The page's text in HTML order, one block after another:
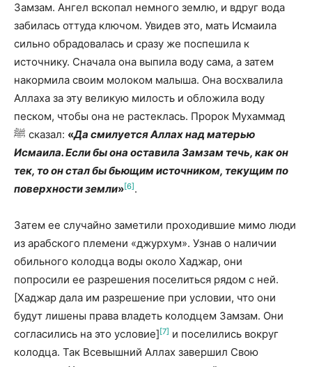
Замзам. Ангел вскопал немного землю, и вдруг вода
забилась оттуда ключом. Увидев это, мать Исмаила
сильно обрадовалась и сразу же поспешила к
источнику. Сначала она выпила воду сама, а затем
накормила своим молоком малыша. Она восхвалила
Аллаха за эту великую милость и обложила воду
песком, чтобы она не растеклась. Пророк Мухаммад
ﷺ сказал: «Да смилуется Аллах над матерью
Исмаила. Если бы она оставила Замзам течь, как он
тек, то он стал бы бьющим источником, текущим по
поверхности земли»[6].
Затем ее случайно заметили проходившие мимо люди
из арабского племени «джурхум». Узнав о наличии
обильного колодца воды около Хаджар, они
попросили ее разрешения поселиться рядом с ней.
[Хаджар дала им разрешение при условии, что они
будут лишены права владеть колодцем Замзам. Они
согласились на это условие][7] и поселились вокруг
колодца. Так Всевышний Аллах завершил Свою